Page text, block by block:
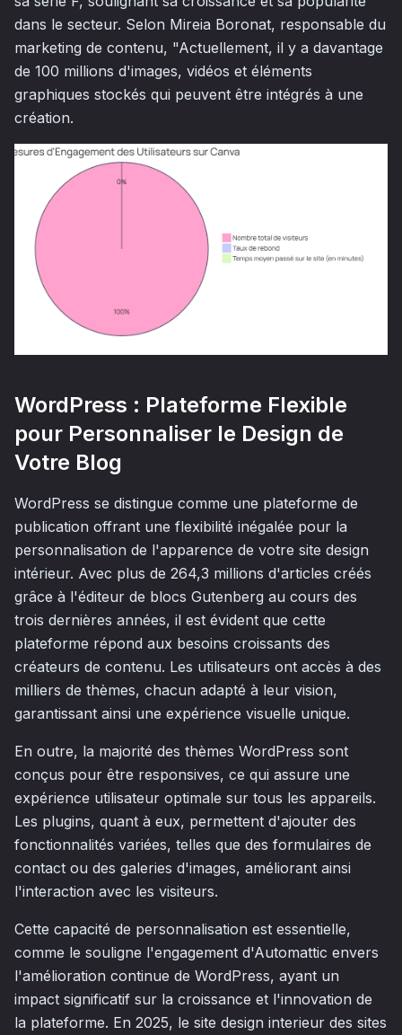
dans le secteur. Selon Mireia Boronat, responsable du
marketing de contenu, "Actuellement, il y a davantage
de 100 millions d'images, vidéos et éléments
graphiques stockés qui peuvent être intégrés à une
création.
WordPress : Plateforme Flexible
pour Personnaliser le Design de
Votre Blog
WordPress se distingue comme une plateforme de
publication offrant une flexibilité inégalée pour la
personnalisation de l'apparence de votre site design
intérieur. Avec plus de 264,3 millions d'articles créés
grâce à l'éditeur de blocs Gutenberg au cours des
trois dernières années, il est évident que cette
plateforme répond aux besoins croissants des
créateurs de contenu. Les utilisateurs ont accès à des
milliers de thèmes, chacun adapté à leur vision,
garantissant ainsi une expérience visuelle unique.
En outre, la majorité des thèmes WordPress sont
conçus pour être responsives, ce qui assure une
expérience utilisateur optimale sur tous les appareils.
Les plugins, quant à eux, permettent d'ajouter des
fonctionnalités variées, telles que des formulaires de
contact ou des galeries d'images, améliorant ainsi
l'interaction avec les visiteurs.
Cette capacité de personnalisation est essentielle,
comme le souligne l'engagement d'Automattic envers
l'amélioration continue de WordPress, ayant un
impact significatif sur la croissance et l'innovation de
la plateforme. En 2025, le site design interieur des sites